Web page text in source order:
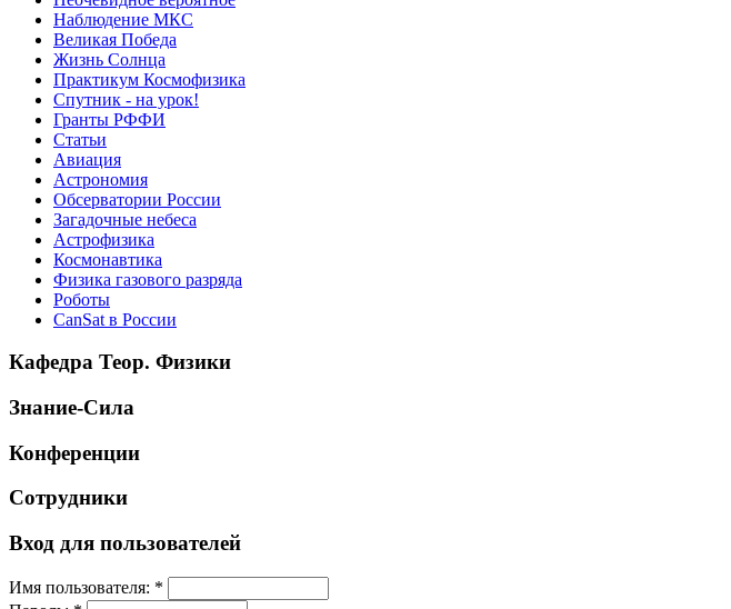
Наблюдение МКС
Великая Победа
Жизнь Солнца
Практикум Космофизика
Спутник - на урок!
Гранты РФФИ
Статьи
Авиация
Астрономия
Обсерватории России
Загадочные небеса
Астрофизика
Космонавтика
Физика газового разряда
Роботы
CanSat в России
Кафедра Теор. Физики
Знание-Сила
Конференции
Сотрудники
Вход для пользователей
Имя пользователя: *